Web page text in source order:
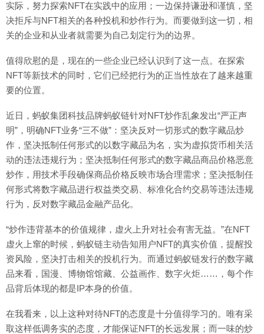
实际，努力探索NFT在实践中的应用；一边保持谦逊和谨慎，坚
决拒斥与NFT相关的各种投机和炒作行为。而要做到这一切，相
关的企业和从业者就需要为自己划定行为的边界。
值得欣慰的是，现在的一些企业已经认识到了这一点。在探索
NFT等新技术的同时，它们已经把行为的正当性放在了越来越重
要的位置。
近日，蚂蚁集团科技品牌蚂蚁链针对NFT炒作乱象发出“严正声
明”，明确NFT业务“三不做”：坚决反对一切形式的数字藏品炒
作，坚决抵制任何形式的以数字藏品为名，实为虚拟货币相关活
动的违法违规行为；坚决抵制任何形式的数字藏品商品价格恶意
炒作，用技术手段确保商品价格反映市场合理需求；坚决抵制任
何形式将数字藏品进行权益类交易、标准化合约交易等违法违规
行为，反对数字藏品金融产品化。
“炒作违背基本的价值规律，虚火上升对社会有害无益。”在NFT
虚火上窜的时候，蚂蚁链主动告知用户NFT的真实价值，提醒投
资风险，坚决打击相关的投机行为。而通过蚂蚁链发行的数字藏
品来看，国漫、博物馆馆藏、公益画作、数字火炬……，每个作
品背后体现的都是IP本身的价值。
在我看来，以上这种对待NFT的态度是十分值得学习的。唯有采
取这样低调务实的态度，才能保证NFT的长远发展；而一味的炒